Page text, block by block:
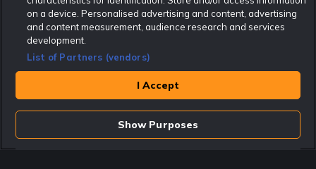
Oscarsgala EGR Awards.
Rekatochklart är oberoende och ej knutet till något specifikt spelbolag. Här hittar du
speltips, unika insättningsbonusar och erbjudanden från de största och mest seriösa
spelbolagen. En spelbok, spelskola, information om skador och avstängningar samt vårt
populära klotterplank.
Har du några frågor är du välkommen attkontakta oss
Copyright © Rekatochklart.com 2008-2026 - Alla rättigheter reserverade.
Spela ansvarsfullt. Åldersgränsen för spel är 18+ Har ditt spelande blivit ett
problem? Kontakta stödlinjen på 020-81 91 00. Odds kan ändras. Alla odds var
korrekta vid den tidpunkt de publicerades. Spel utan konto innebär att man
använder e-legitimation för registrering. Delar av innehållet på sajten är
kommersiellt innehåll.
on a device. Personalised advertising and content, advertising
and content measurement, audience research and services
development.
List of Partners (vendors)
I Accept
Show Purposes